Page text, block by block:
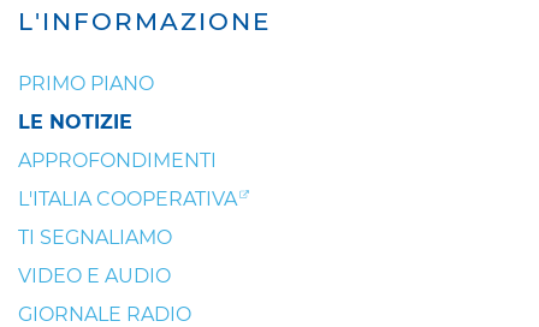
L'INFORMAZIONE
PRIMO PIANO
LE NOTIZIE
APPROFONDIMENTI
L'ITALIA COOPERATIVA
TI SEGNALIAMO
VIDEO E AUDIO
GIORNALE RADIO